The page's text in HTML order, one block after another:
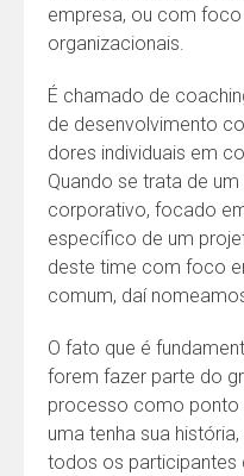
empresa, ou com
organizacionais.
É chamado de
de desenvolvimento
dores individuais em
Quando se trata de
corporativo, focado
específico de um
deste time com foco
comum, daí
O fato que é
forem fazer parte do
processo como ponto
uma tenha sua
todos os participantes